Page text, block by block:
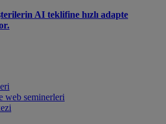
AI teklifine hızlı adapte
web seminerleri